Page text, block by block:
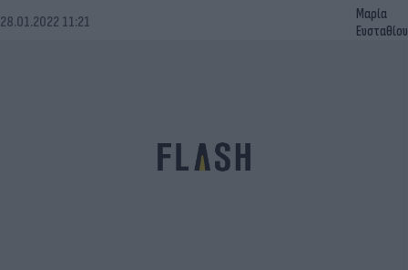
28.01.2022 11:21
Μαρία
Ευσταθίου